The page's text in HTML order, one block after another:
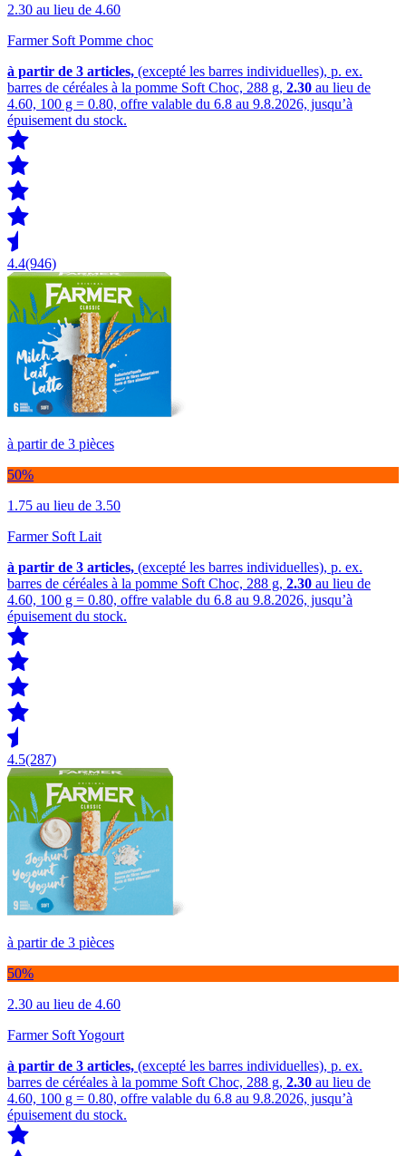
2.30 au lieu de 4.60
Farmer Soft Pomme choc
à partir de 3 articles, (excepté les barres individuelles), p. ex.
barres de céréales à la pomme Soft Choc, 288 g, 2.30 au lieu de
4.60, 100 g = 0.80, offre valable du 6.8 au 9.8.2026, jusqu’à
épuisement du stock.
4.4(946)
à partir de 3 pièces
50%
1.75 au lieu de 3.50
Farmer Soft Lait
à partir de 3 articles, (excepté les barres individuelles), p. ex.
barres de céréales à la pomme Soft Choc, 288 g, 2.30 au lieu de
4.60, 100 g = 0.80, offre valable du 6.8 au 9.8.2026, jusqu’à
épuisement du stock.
4.5(287)
à partir de 3 pièces
50%
2.30 au lieu de 4.60
Farmer Soft Yogourt
à partir de 3 articles, (excepté les barres individuelles), p. ex.
barres de céréales à la pomme Soft Choc, 288 g, 2.30 au lieu de
4.60, 100 g = 0.80, offre valable du 6.8 au 9.8.2026, jusqu’à
épuisement du stock.